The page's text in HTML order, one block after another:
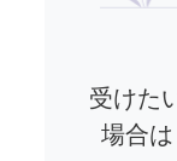
受けた
場合